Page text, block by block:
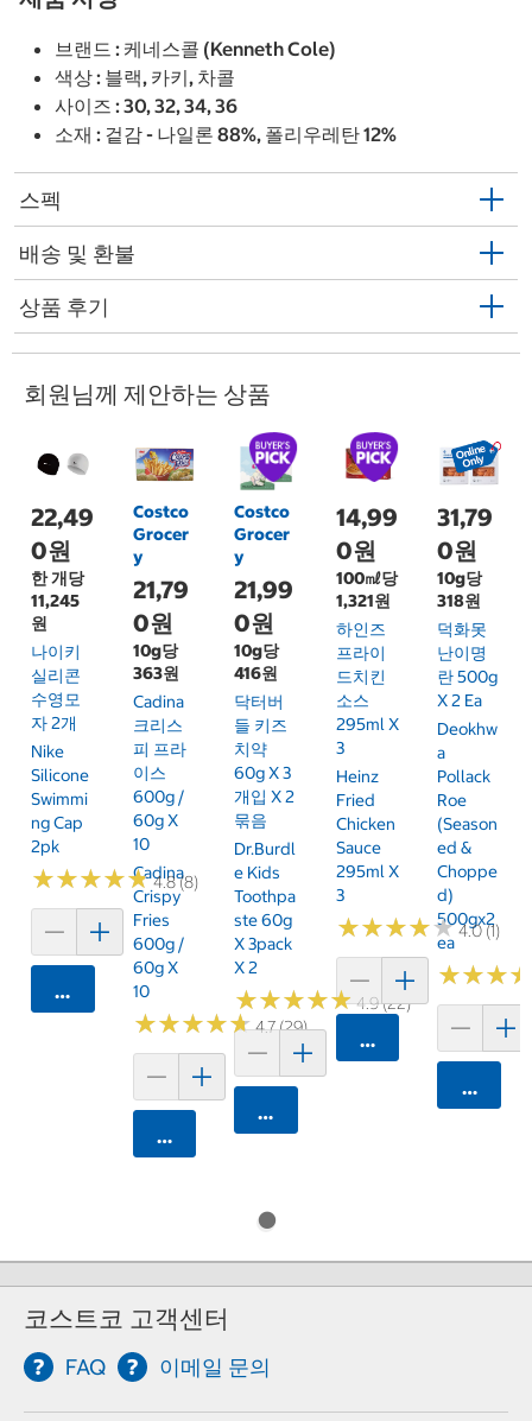
브랜드 : 케네스콜 (Kenneth Cole)
색상 : 블랙, 카키, 차콜
사이즈 : 30, 32, 34, 36
소재 : 겉감 - 나일론 88%, 폴리우레탄 12%
스펙
배송 및 환불
상품 후기
회원님께 제안하는 상품
22,49
0원
한 개당
11,245
원
나이키
실리콘
수영모
자 2개
Nike
Silicone
Swimmi
Ng Cap
2pk
★★★★★
★★★★★4.8 (8)
카트에 담기
Costco
Grocer
y
21,79
0원
10g당
363원
Cadina
크리스
피 프라
이스
600g /
60g X
10
Cadina
Crispy
Fries
600g /
60g X
10
★★★★★
★★★★★4.7 (29)
카트에 담기
Costco
Grocer
y
21,99
0원
10g당
416원
닥터버
들 키즈
치약
60g X 3
개입 X 2
묶음
Dr.Burdl
E Kids
Toothpa
Ste 60g
X 3pack
X 2
★★★★★
★★★★★4.9 (22)
카트에 담기
14,99
0원
100㎖당
1,321원
하인즈
프라이
드치킨
소스
295ml X
3
Heinz
Fried
Chicken
Sauce
295ml X
3
★★★★★
★★★★★4.0 (1)
카트에 담기
31,79
0원
10g당
318원
덕화못
난이명
란 500g
X 2 Ea
Deokhw
A
Pollack
Roe
(season
Ed &
Choppe
D)
500gx2
Ea
★★★
★★★
카트에
코스트코 고객센터
FAQ 이메일 문의